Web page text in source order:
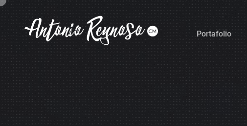
Portafolio
Portafolio